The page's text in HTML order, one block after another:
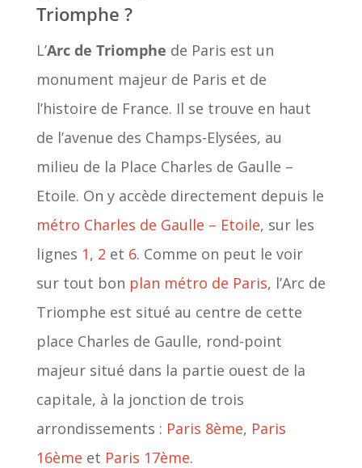
Triomphe ?
L’Arc de Triomphe de Paris est un
monument majeur de Paris et de
l’histoire de France. Il se trouve en haut
de l’avenue des Champs-Elysées, au
milieu de la Place Charles de Gaulle –
Etoile. On y accède directement depuis le
métro Charles de Gaulle – Etoile, sur les
lignes 1, 2 et 6. Comme on peut le voir
sur tout bon plan métro de Paris, l’Arc de
Triomphe est situé au centre de cette
place Charles de Gaulle, rond-point
majeur situé dans la partie ouest de la
capitale, à la jonction de trois
arrondissements : Paris 8ème, Paris
16ème et Paris 17ème.